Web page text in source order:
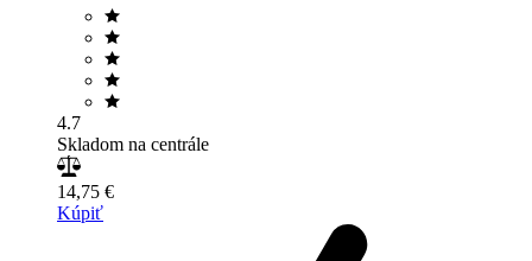
4.7
Skladom na centrále
14,75 €
Kúpiť